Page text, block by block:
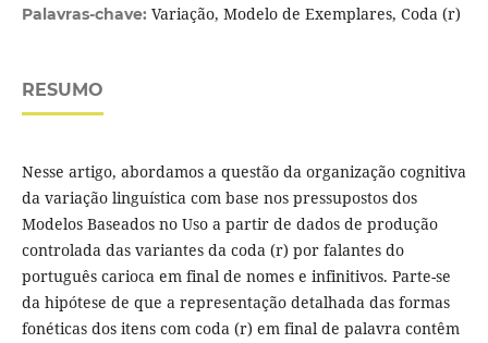
Palavras-chave: Variação, Modelo de Exemplares, Coda (r)
RESUMO
Nesse artigo, abordamos a questão da organização cognitiva
da variação linguística com base nos pressupostos dos
Modelos Baseados no Uso a partir de dados de produção
controlada das variantes da coda (r) por falantes do
português carioca em final de nomes e infinitivos. Parte-se
da hipótese de que a representação detalhada das formas
fonéticas dos itens com coda (r) em final de palavra contêm